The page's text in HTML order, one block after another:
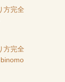
方完全
方完全